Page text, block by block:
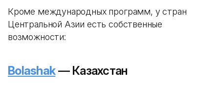
Кроме международных программ, у стран
Центральной Азии есть собственные
возможности:
Bolashak— Казахстан